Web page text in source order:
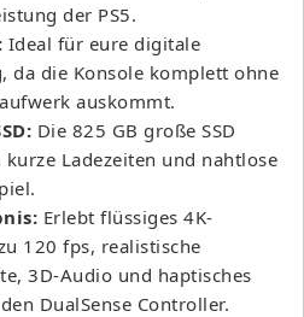
der PS5.
Ideal für eure digitale
da die Konsole komplett ohne
auskommt.
Die 825 GB große SSD
Ladezeiten und nahtlose
Erlebt flüssiges 4K-
120 fps, realistische
3D-Audio und haptisches
DualSense Controller.